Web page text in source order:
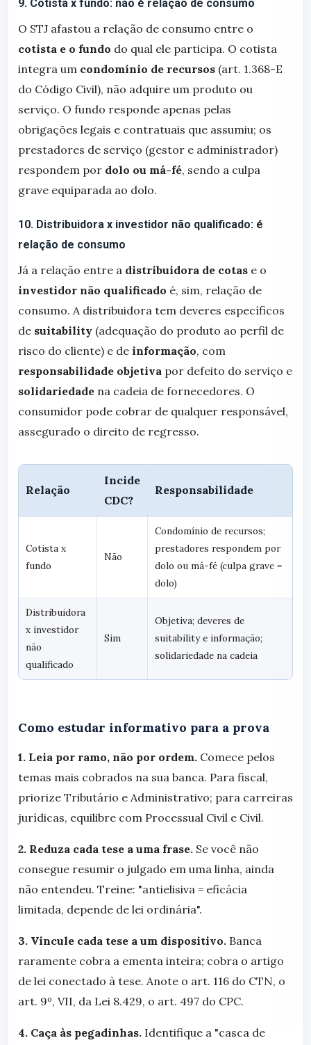
9. Cotista x fundo: não é relação de consumo
O STJ afastou a relação de consumo entre o
cotista e o fundo do qual ele participa. O cotista
integra um condomínio de recursos (art. 1.368-E
do Código Civil), não adquire um produto ou
serviço. O fundo responde apenas pelas
obrigações legais e contratuais que assumiu; os
prestadores de serviço (gestor e administrador)
respondem por dolo ou má-fé, sendo a culpa
grave equiparada ao dolo.
10. Distribuidora x investidor não qualificado: é
relação de consumo
Já a relação entre a distribuidora de cotas e o
investidor não qualificado é, sim, relação de
consumo. A distribuidora tem deveres específicos
de suitability (adequação do produto ao perfil de
risco do cliente) e de informação, com
responsabilidade objetiva por defeito do serviço e
solidariedade na cadeia de fornecedores. O
consumidor pode cobrar de qualquer responsável,
assegurado o direito de regresso.
Relação
Incide
CDC?
Responsabilidade
Cotista x
fundo
Não
Condomínio de recursos;
prestadores respondem por
dolo ou má-fé (culpa grave =
dolo)
Distribuidora
x investidor
não
qualificado
Sim
Objetiva; deveres de
suitability e informação;
solidariedade na cadeia
Como estudar informativo para a prova
1. Leia por ramo, não por ordem. Comece pelos
temas mais cobrados na sua banca. Para fiscal,
priorize Tributário e Administrativo; para carreiras
jurídicas, equilibre com Processual Civil e Civil.
2. Reduza cada tese a uma frase. Se você não
consegue resumir o julgado em uma linha, ainda
não entendeu. Treine: "antielisiva = eficácia
limitada, depende de lei ordinária".
3. Vincule cada tese a um dispositivo. Banca
raramente cobra a ementa inteira; cobra o artigo
de lei conectado à tese. Anote o art. 116 do CTN, o
art. 9º, VII, da Lei 8.429, o art. 497 do CPC.
4. Caça às pegadinhas. Identifique a "casca de